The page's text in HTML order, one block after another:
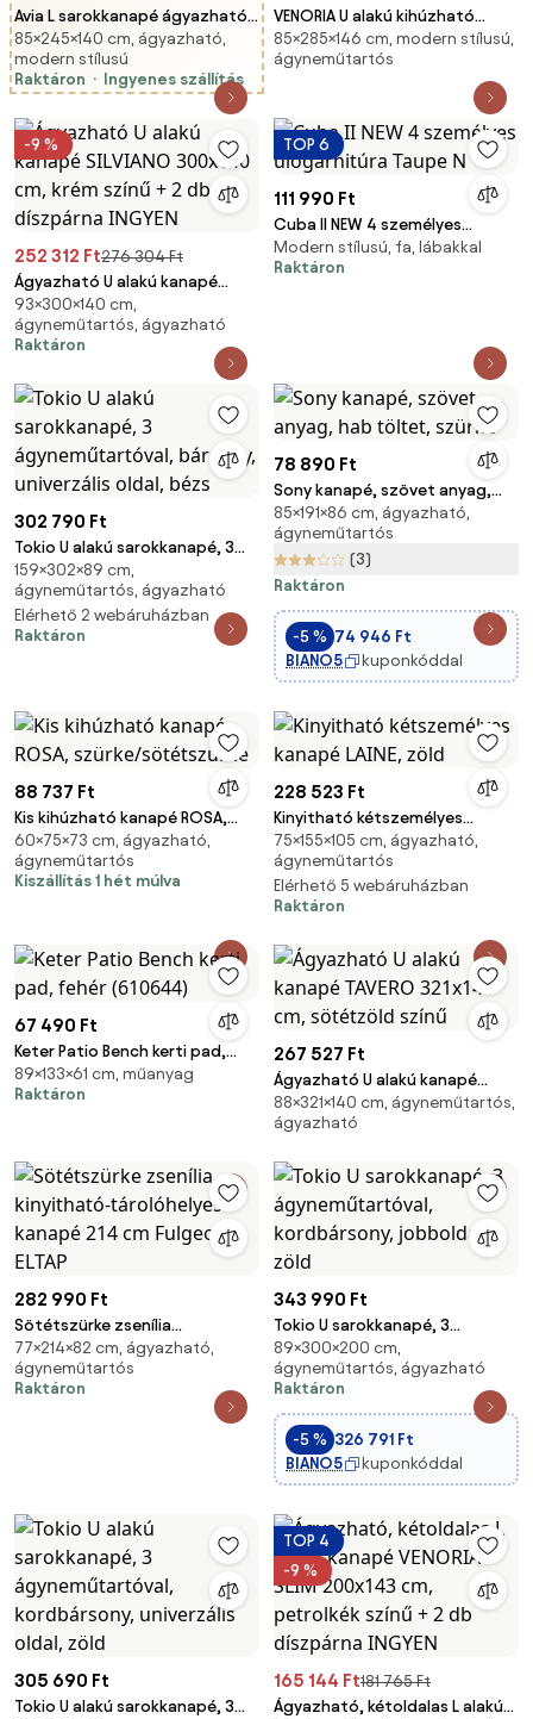
Avia L sarokkanapé ágyazható
univerzális - szürke
kordbársony Lincoln 90
85×245×140 cm, ágyazható,
modern stílusú
Raktáron
Ingyenes szállítás
VENORIA U alakú kihúzható
ülőgarnitúra, 285x146 cm,
petrolkék + 2 párna INGYEN
85×285×146 cm, modern stílusú,
ágyneműtartós
-9 %
252 312 Ft276 304 Ft
Ágyazható U alakú kanapé
SILVIANO 300x140 cm, krém
színű + 2 db díszpárna INGYEN
93×300×140 cm,
ágyneműtartós, ágyazható
Raktáron
TOP 6
111 990 Ft
Cuba II NEW 4 személyes
ülőgarnitúra Taupe N
Modern stílusú, fa, lábakkal
Raktáron
302 790 Ft
Tokio U alakú sarokkanapé, 3
ágyneműtartóval, bársony,
univerzális oldal, bézs
159×302×89 cm,
ágyneműtartós, ágyazható
Elérhető 2 webáruházban
Raktáron
78 890 Ft
Sony kanapé, szövet anyag,
hab töltet, szürke
85×191×86 cm, ágyazható,
ágyneműtartós
(3)
Raktáron
-5 % 74 946 Ft
BIANO5
kuponkóddal
88 737 Ft
Kis kihúzható kanapé ROSA,
szürke/sötétszürke
60×75×73 cm, ágyazható,
ágyneműtartós
Kiszállítás 1 hét múlva
228 523 Ft
Kinyitható kétszemélyes
kanapé LAINE, zöld
75×155×105 cm, ágyazható,
ágyneműtartós
Elérhető 5 webáruházban
Raktáron
67 490 Ft
Keter Patio Bench kerti pad,
fehér (610644)
89×133×61 cm, műanyag
Raktáron
267 527 Ft
Ágyazható U alakú kanapé
TAVERO 321x140 cm, sötétzöld
színű
88×321×140 cm, ágyneműtartós,
ágyazható
282 990 Ft
Sötétszürke zsenília
kinyitható-tárolóhelyes kanapé
214 cm Fulgeo – ELTAP
77×214×82 cm, ágyazható,
ágyneműtartós
Raktáron
343 990 Ft
Tokio U sarokkanapé, 3
ágyneműtartóval, kordbársony,
jobboldali, zöld
89×300×200 cm,
ágyneműtartós, ágyazható
Raktáron
-5 % 326 791 Ft
BIANO5
kuponkóddal
305 690 Ft
Tokio U alakú sarokkanapé, 3
TOP 4
-9 %
165 144 Ft181 765 Ft
Ágyazható, kétoldalas L alakú